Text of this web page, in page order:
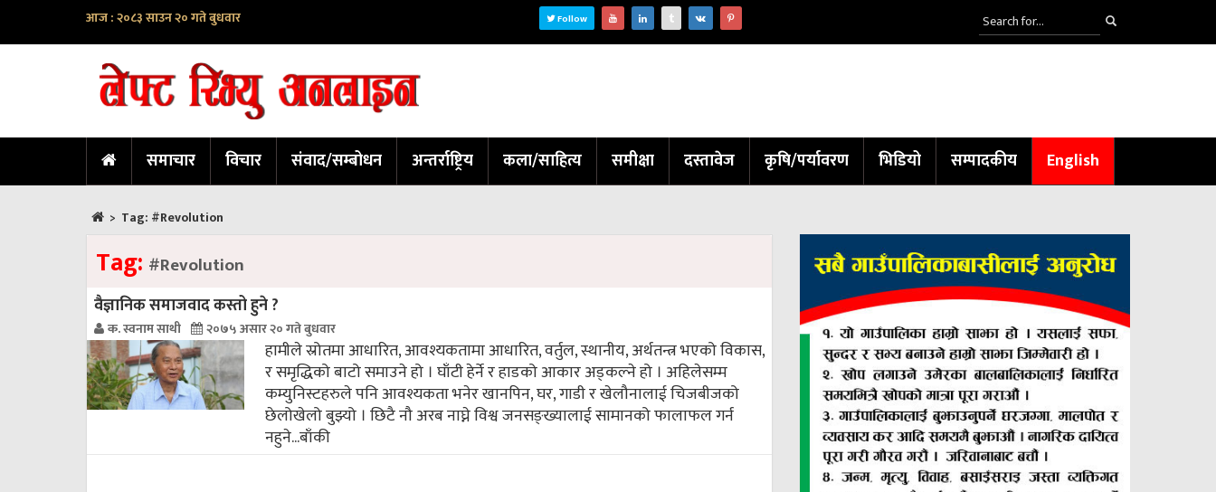
आज : २०८३ साउन २० गते बुधवार Follow
समाचार विचार संवाद/सम्बोधन अन्तर्राष्ट्रिय कला/साहित्य समीक्षा दस्तावेज कृषि/पर्यावरण भिडियो सम्पादकीय English
> Tag: #Revolution
Tag: #Revolution
वैज्ञानिक समाजवाद कस्तो हुने ?
क. स्वनाम साथी २०७५ असार २० गते बुधवार
हामीले स्रोतमा आधारित, आवश्यकतामा आधारित, वर्तुल, स्थानीय, अर्थतन्त्र भएको विकास,
र समृद्धिको बाटो समाउने हो । घाँटी हेर्ने र हाडको आकार अड्कल्ने हो । अहिलेसम्म
कम्युनिस्टहरुले पनि आवश्यकता भनेर खानपिन, घर, गाडी र खेलौनालाई चिजबीजको
छेलोखेलो बुझ्यो । छिटै नौ अरब नाघ्ने विश्व जनसङ्ख्यालाई सामानको फालाफल गर्न
नहुने...बाँकी